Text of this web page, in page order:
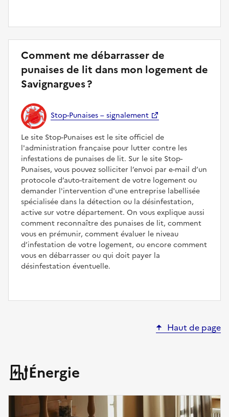
Comment me débarrasser de
punaises de lit dans mon logement de
Savignargues ?
Stop-Punaises – signalement
Le site Stop-Punaises est le site officiel de
l'administration française pour lutter contre les
infestations de punaises de lit. Sur le site Stop-
Punaises, vous pouvez solliciter l’envoi par e-mail d’un
protocole d’auto-traitement de votre logement ou
demander l'intervention d'une entreprise labellisée
spécialisée dans la détection ou la désinfestation,
active sur votre département. On vous explique aussi
comment reconnaître des punaises de lit, comment
vous en prémunir, comment évaluer le niveau
d’infestation de votre logement, ou encore comment
vous en débarrasser ou qui doit payer la
désinfestation éventuelle.
Haut de page
Énergie